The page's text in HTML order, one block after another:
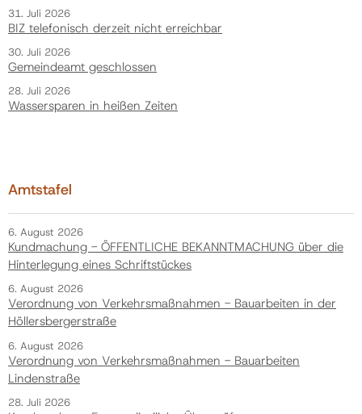
31. Juli 2026
BIZ telefonisch derzeit nicht erreichbar
30. Juli 2026
Gemeindeamt geschlossen
28. Juli 2026
Wassersparen in heißen Zeiten
Amtstafel
6. August 2026
Kundmachung - ÖFFENTLICHE BEKANNTMACHUNG über die
Hinterlegung eines Schriftstückes
6. August 2026
Verordnung von Verkehrsmaßnahmen - Bauarbeiten in der
Höllersbergerstraße
6. August 2026
Verordnung von Verkehrsmaßnahmen - Bauarbeiten
Lindenstraße
28. Juli 2026